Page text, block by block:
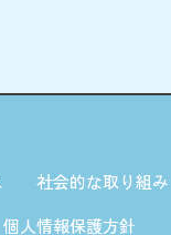
社会的な取り組み
個人情報保護方針